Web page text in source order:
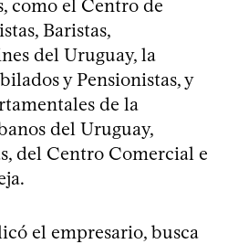
como el Centro de
Baristas,
del Uruguay, la
y Pensionistas, y
de la
del Uruguay,
del Centro Comercial e
el empresario, busca